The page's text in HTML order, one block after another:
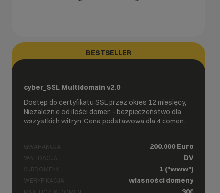
BESTSELLER
cyber_SSL Multidomain v2.0
Dostęp do certyfikatu SSL przez okres 12 miesięcy,
Niezależnie od ilości domen - bezpieczeństwo dla
wszystkich witryn. Cena podstawowa dla 4 domen.
GWARANCJA 200.000 Euro
WALIDACJA DV
SUBDOMENY 1 ("www")
WERYFIKACJA własności domeny